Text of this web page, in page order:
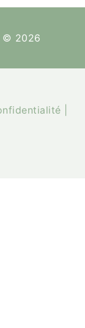
© 2026